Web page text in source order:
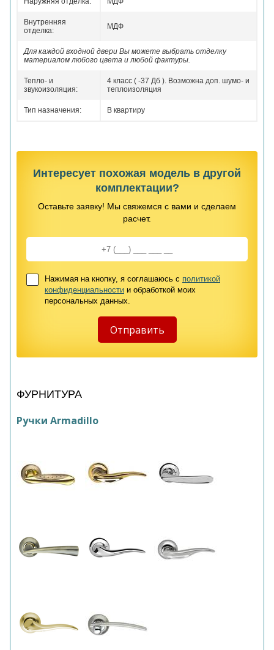
Внутренняя
отделка:
МДФ
Для каждой входной двери Вы можете выбрать отделку
материалом любого цвета и любой фактуры.
Тепло- и
звукоизоляция:
4 класс ( -37 Дб ). Возможна доп. шумо- и
теплоизоляция
Тип назначения: В квартиру
Интересует похожая модель в другой
комплектации?
Оставьте заявку! Мы свяжемся с вами и сделаем
расчет.
Нажимая на кнопку, я соглашаюсь с политикой
конфиденциальности и обработкой моих
персональных данных.
ФУРНИТУРА
Ручки Armadillo